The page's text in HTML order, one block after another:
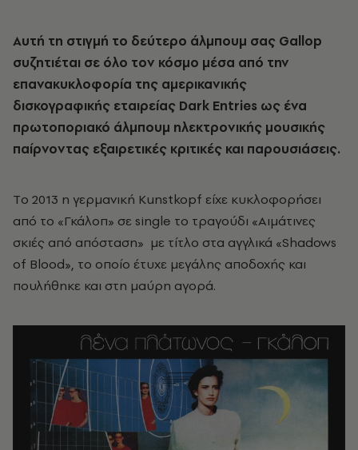
Aυτή τη στιγμή το δεύτερο άλμπουμ σας Gallop
συζητιέται σε όλο τον κόσμο μέσα από την
επανακυκλοφορία της αμερικανικής
δισκογραφικής εταιρείας Dark Entries ως ένα
πρωτοποριακό άλμπουμ ηλεκτρονικής μουσικής
παίρνοντας εξαιρετικές κριτικές και παρουσιάσεις.
Tο 2013 η γερμανική Kunstkopf είχε κυκλοφορήσει
από το «Γκάλοπ» σε single το τραγούδι «Αιμάτινες
σκιές από απόσταση» με τίτλο στα αγγλικά «Shadows
of Blood», το οποίο έτυχε μεγάλης αποδοχής και
πουλήθηκε και στη μαύρη αγορά.